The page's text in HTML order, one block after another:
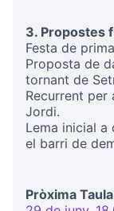
3. Propostes
Festa de
Proposta de
tornant de
Recurrent per
Jordi.
Lema inicial a
el barri de
Pròxima